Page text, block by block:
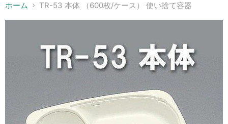
ホーム TR-53 本体 （600枚/ケース） 使い捨て容器